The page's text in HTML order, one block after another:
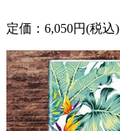
定価：6,050円(税込)